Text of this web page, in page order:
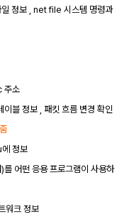
정보 , net file 시스템 명령과
주소
블 정보 , 패킷 흐름 변경 확인
정보
어떤 응용 프로그램이 사용하
워크 정보